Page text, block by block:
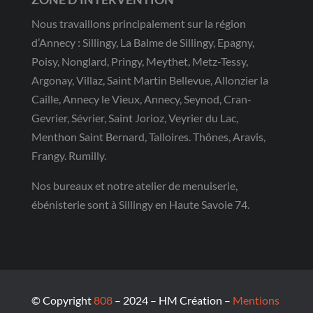
Nous travaillons principalement sur la région
d’Annecy : Sillingy, La Balme de Sillingy, Epagny,
Poisy, Nonglard, Pringy, Meythet, Metz-Tessy,
Argonay, Villaz, Saint Martin Bellevue, Allonzier la
Caille, Annecy le Vieux, Annecy, Seynod, Cran-
Gevrier, Sévrier, Saint Jorioz, Veyrier du Lac,
Menthon Saint Bernard, Talloires. Thônes, Aravis,
Frangy. Rumilly.
Nos bureaux et notre atelier de menuiserie,
ébénisterie sont à Sillingy en Haute Savoie 74.
© Copyright808– 2024 – HM Création – Mentions